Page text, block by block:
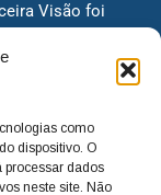
como
dispositivo. O
processar dados
neste site. Não
Visão foi
só existiam
Nunca
sempre